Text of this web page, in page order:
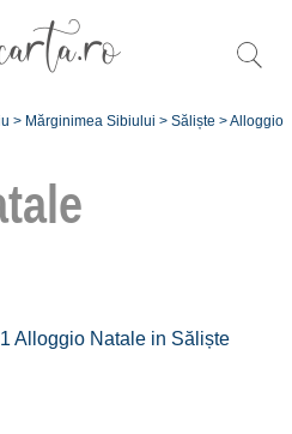
> Mărginimea Sibiului > Săliște >Alloggio
Alloggio Natale in Săliște